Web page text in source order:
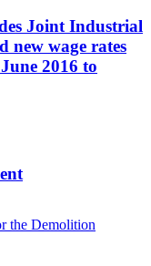
Joint Industrial
new wage rates
2016 to
the Demolition